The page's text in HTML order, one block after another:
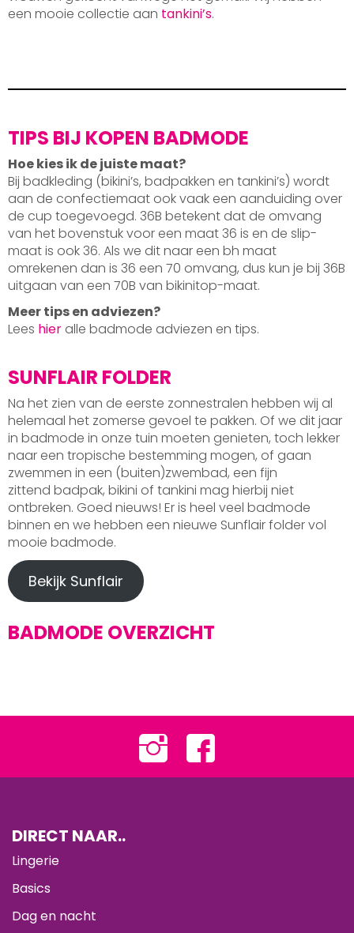
een mooie collectie aan tankini’s.
TIPS BIJ KOPEN BADMODE
Hoe kies ik de juiste maat?
Bij badkleding (bikini’s, badpakken en tankini’s) wordt
aan de confectiemaat ook vaak een aanduiding over
de cup toegevoegd. 36B betekent dat de omvang
van het bovenstuk voor een maat 36 is en de slip-
maat is ook 36. Als we dit naar een bh maat
omrekenen dan is 36 een 70 omvang, dus kun je bij 36B
uitgaan van een 70B van bikinitop-maat.
Meer tips en adviezen?
Lees hier alle badmode adviezen en tips.
SUNFLAIR FOLDER
Na het zien van de eerste zonnestralen hebben wij al
helemaal het zomerse gevoel te pakken. Of we dit jaar
in badmode in onze tuin moeten genieten, toch lekker
naar een tropische bestemming mogen, of gaan
zwemmen in een (buiten)zwembad, een fijn
zittend badpak, bikini of tankini mag hierbij niet
ontbreken. Goed nieuws! Er is heel veel badmode
binnen en we hebben een nieuwe Sunflair folder vol
mooie badmode.
Bekijk Sunflair
BADMODE OVERZICHT
DIRECT NAAR..
Lingerie
Basics
Dag en nacht